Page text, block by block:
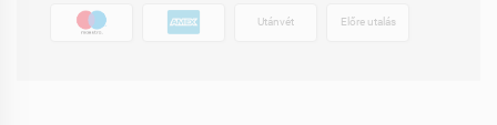
Utánvét Előre utalás